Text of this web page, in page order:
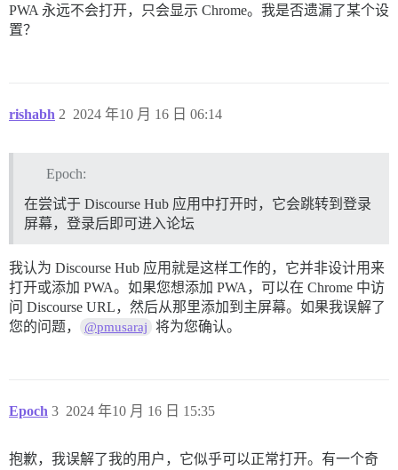
PWA 永远不会打开，只会显示 Chrome。我是否遗漏了某个设
置？
rishabh 2024 年10 月 16 日 06:14
2
Epoch:
在尝试于 Discourse Hub 应用中打开时，它会跳转到登录
屏幕，登录后即可进入论坛
我认为 Discourse Hub 应用就是这样工作的，它并非设计用来
打开或添加 PWA。如果您想添加 PWA，可以在 Chrome 中访
问 Discourse URL，然后从那里添加到主屏幕。如果我误解了
您的问题，
@pmusaraj 将为您确认。
Epoch 2024 年10 月 16 日 15:35
3
抱歉，我误解了我的用户，它似乎可以正常打开。有一个奇